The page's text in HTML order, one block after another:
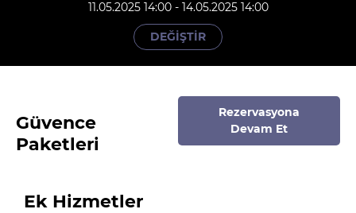
11.05.2025 14:00 - 14.05.2025 14:00
DEĞİŞTİR
Güvence
Paketleri
Rezervasyona
Devam Et
Ek Hizmetler